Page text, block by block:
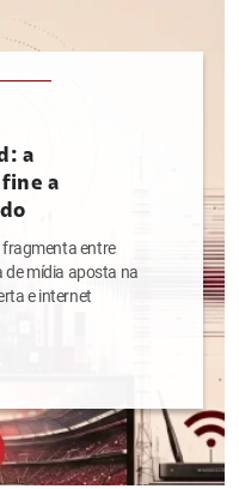
a
a
fragmenta entre
mídia aposta na
e internet